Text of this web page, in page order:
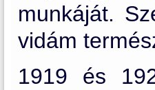
munkáját.
vidám
1919 és